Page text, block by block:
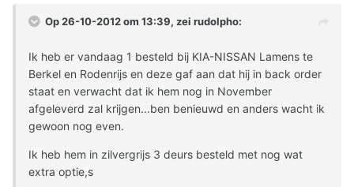
Op 26-10-2012 om 13:39, zei rudolpho:
Ik heb er vandaag 1 besteld bij KIA-NISSAN Lamens te
Berkel en Rodenrijs en deze gaf aan dat hij in back order
staat en verwacht dat ik hem nog in November
afgeleverd zal krijgen...ben benieuwd en anders wacht ik
gewoon nog even.
Ik heb hem in zilvergrijs 3 deurs besteld met nog wat
extra optie,s